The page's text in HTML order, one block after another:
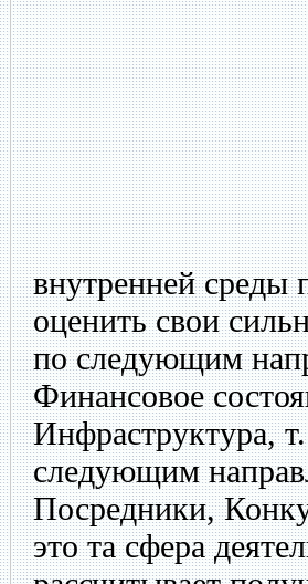
внутренней среды
оценить свои
по следующим
Финансовое
Инфраструктура,
следующим
Посредники,
это та сфера